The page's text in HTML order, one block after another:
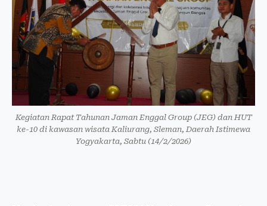
Kegiatan Rapat Tahunan Jaman Enggal Group (JEG) dan HUT
ke-10 di kawasan wisata Kaliurang, Sleman, Daerah Istimewa
Yogyakarta, Sabtu (14/2/2026)